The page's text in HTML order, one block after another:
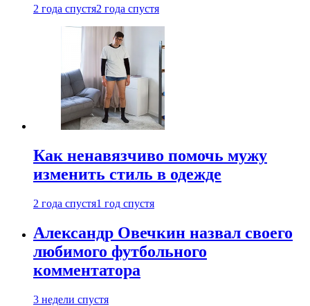
2 года спустя2 года спустя
Как ненавязчиво помочь мужу
изменить стиль в одежде
2 года спустя1 год спустя
Александр Овечкин назвал своего
любимого футбольного
комментатора
3 недели спустя